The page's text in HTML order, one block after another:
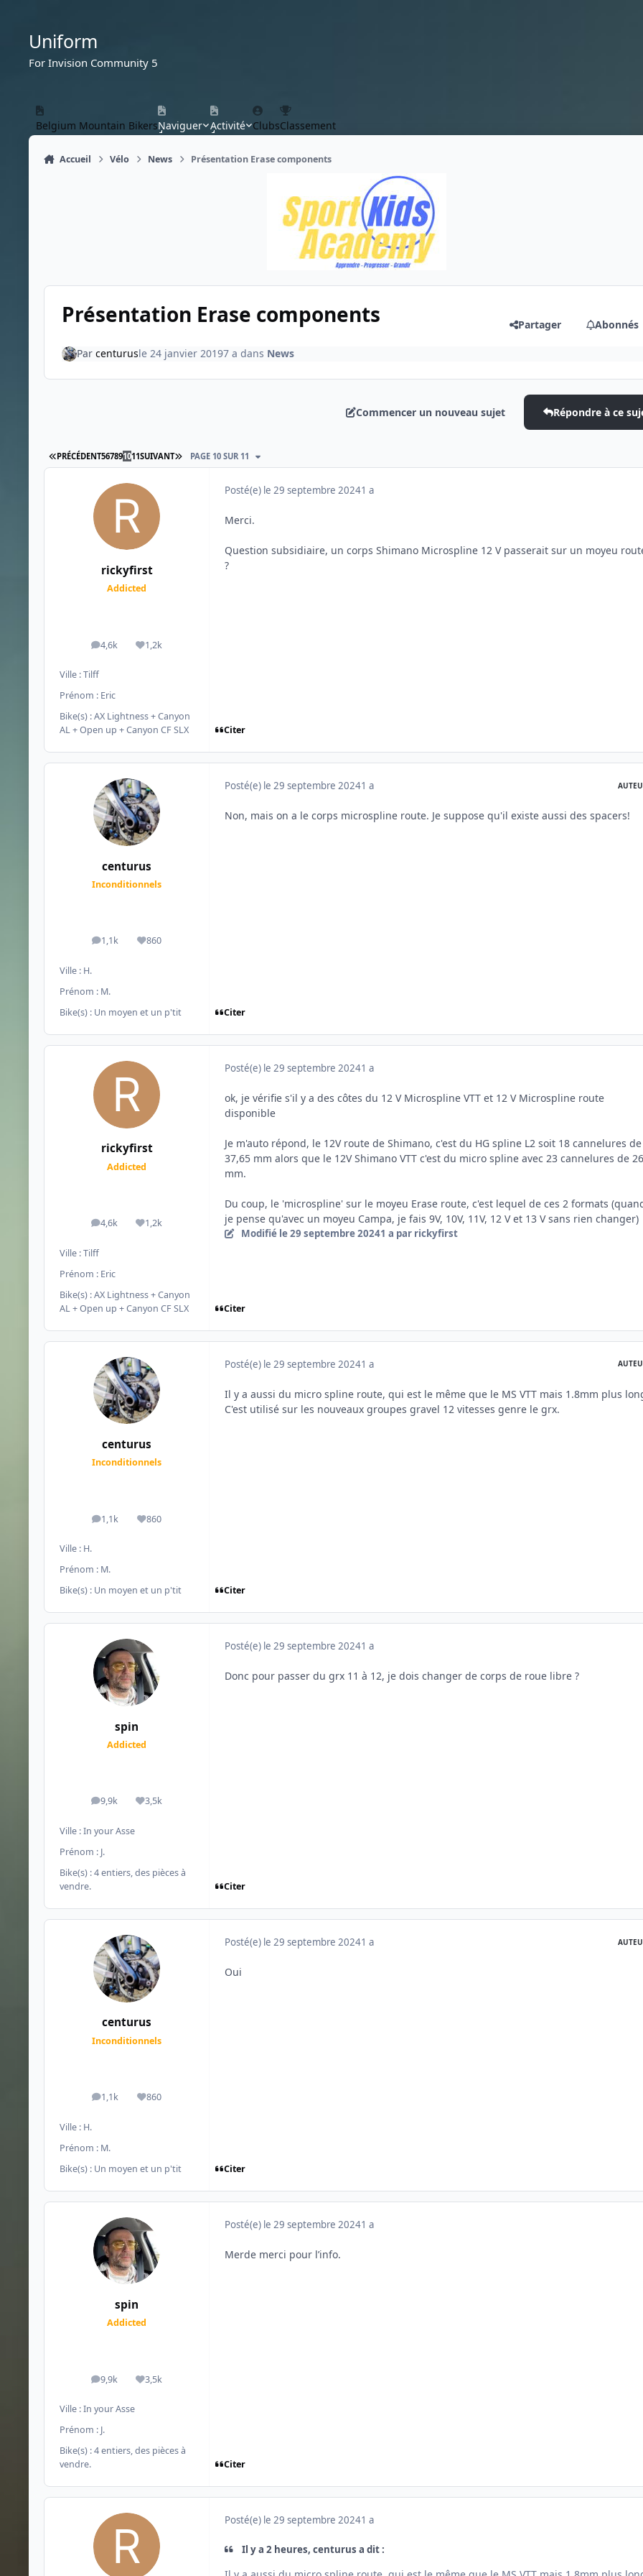
Uniform
For Invision Community 5
Belgium Mountain BikersNaviguer Activité ClubsClassement
Accueil Vélo News Présentation Erase components
Présentation Erase components Partager Abonnés
Par centurusle 24 janvier 20197 a dans News
Commencer un nouveau sujet Répondre à ce
PREMIÈRE PAGE
PRÉCÉDENT567891011SUIVANT DERNIÈRE PAGE
PAGE 10 SUR 11
rickyfirst
Addicted
4,6k
messages1,2k
Réputation
Ville :Tilff
Prénom : Eric
Bike(s) :AX Lightness + Canyon
AL + Open up + Canyon CF SLX
Posté(e) le 29 septembre 20241 a
Merci.
Question subsidiaire, un corps Shimano Microspline 12 V passerait sur un moyeu
?
Citer
centurus
Inconditionnels
1,1k
messages860
Réputation
Ville : H.
Prénom : M.
Bike(s) : Un moyen et un p'tit
Posté(e) le 29 septembre 20241 a
Non, mais on a le corps microspline route. Je suppose qu'il existe aussi des spacers!
Citer
rickyfirst
Addicted
4,6k
messages1,2k
Réputation
Ville :Tilff
Prénom : Eric
Bike(s) :AX Lightness + Canyon
AL + Open up + Canyon CF SLX
Posté(e) le 29 septembre 20241 a
ok, je vérifie s'il y a des côtes du 12 V Microspline VTT et 12 V Microspline route
disponible
Je m'auto répond, le 12V route de Shimano, c'est du HG spline L2 soit 18 cannelures de
37,65 mm alors que le 12V Shimano VTT c'est du micro spline avec 23 cannelures de 26
mm.
Du coup, le 'microspline' sur le moyeu Erase route, c'est lequel de ces 2 formats
je pense qu'avec un moyeu Campa, je fais 9V, 10V, 11V, 12 V et 13 V sans rien changer)
Modifié le 29 septembre 20241 a par rickyfirst
Citer
centurus
Inconditionnels
1,1k
messages860
Réputation
Ville : H.
Prénom : M.
Bike(s) : Un moyen et un p'tit
Posté(e) le 29 septembre 20241 a
Il y a aussi du micro spline route, qui est le même que le MS VTT mais 1.8mm plus
C'est utilisé sur les nouveaux groupes gravel 12 vitesses genre le grx.
Citer
spin
Addicted
9,9k
messages3,5k
Réputation
Ville :In your Asse
Prénom : J.
Bike(s) :4 entiers, des pièces à
vendre.
Posté(e) le 29 septembre 20241 a
Donc pour passer du grx 11 à 12, je dois changer de corps de roue libre ?
Citer
centurus
Inconditionnels
1,1k
messages860
Réputation
Ville : H.
Prénom : M.
Bike(s) : Un moyen et un p'tit
Posté(e) le 29 septembre 20241 a
Oui
Citer
spin
Addicted
9,9k
messages3,5k
Réputation
Ville :In your Asse
Prénom : J.
Bike(s) :4 entiers, des pièces à
vendre.
Posté(e) le 29 septembre 20241 a
Merde merci pour l’info.
Citer
Posté(e) le 29 septembre 20241 a
Il y a 2 heures, centurus a dit :